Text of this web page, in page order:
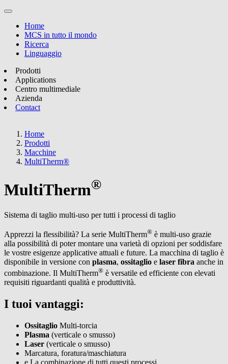
Home
MCS in tutto il mondo
Ricerca
Linguaggio
Prodotti
Applications
Centro multimediale
Azienda
Contact
Home
Prodotti
Macchine
MultiTherm®
MultiTherm®
Sistema di taglio multi-uso per tutti i processi di taglio
Apprezzi la flessibilità? La serie MultiTherm® è multi-uso grazie
alla possibilità di poter montare una varietà di opzioni per soddisfare
le vostre esigenze applicative attuali e future. La macchina di taglio è
disponibile in versione con plasma, ossitaglio e laser fibra anche in
combinazione. Il MultiTherm® è versatile ed efficiente con elevati
requisiti riguardanti qualità e produttività.
I tuoi vantaggi:
Ossitaglio Multi-torcia
Plasma (verticale o smusso)
Laser (verticale o smusso)
Marcatura, foratura/maschiatura
e La combinazione di tutti questi processi